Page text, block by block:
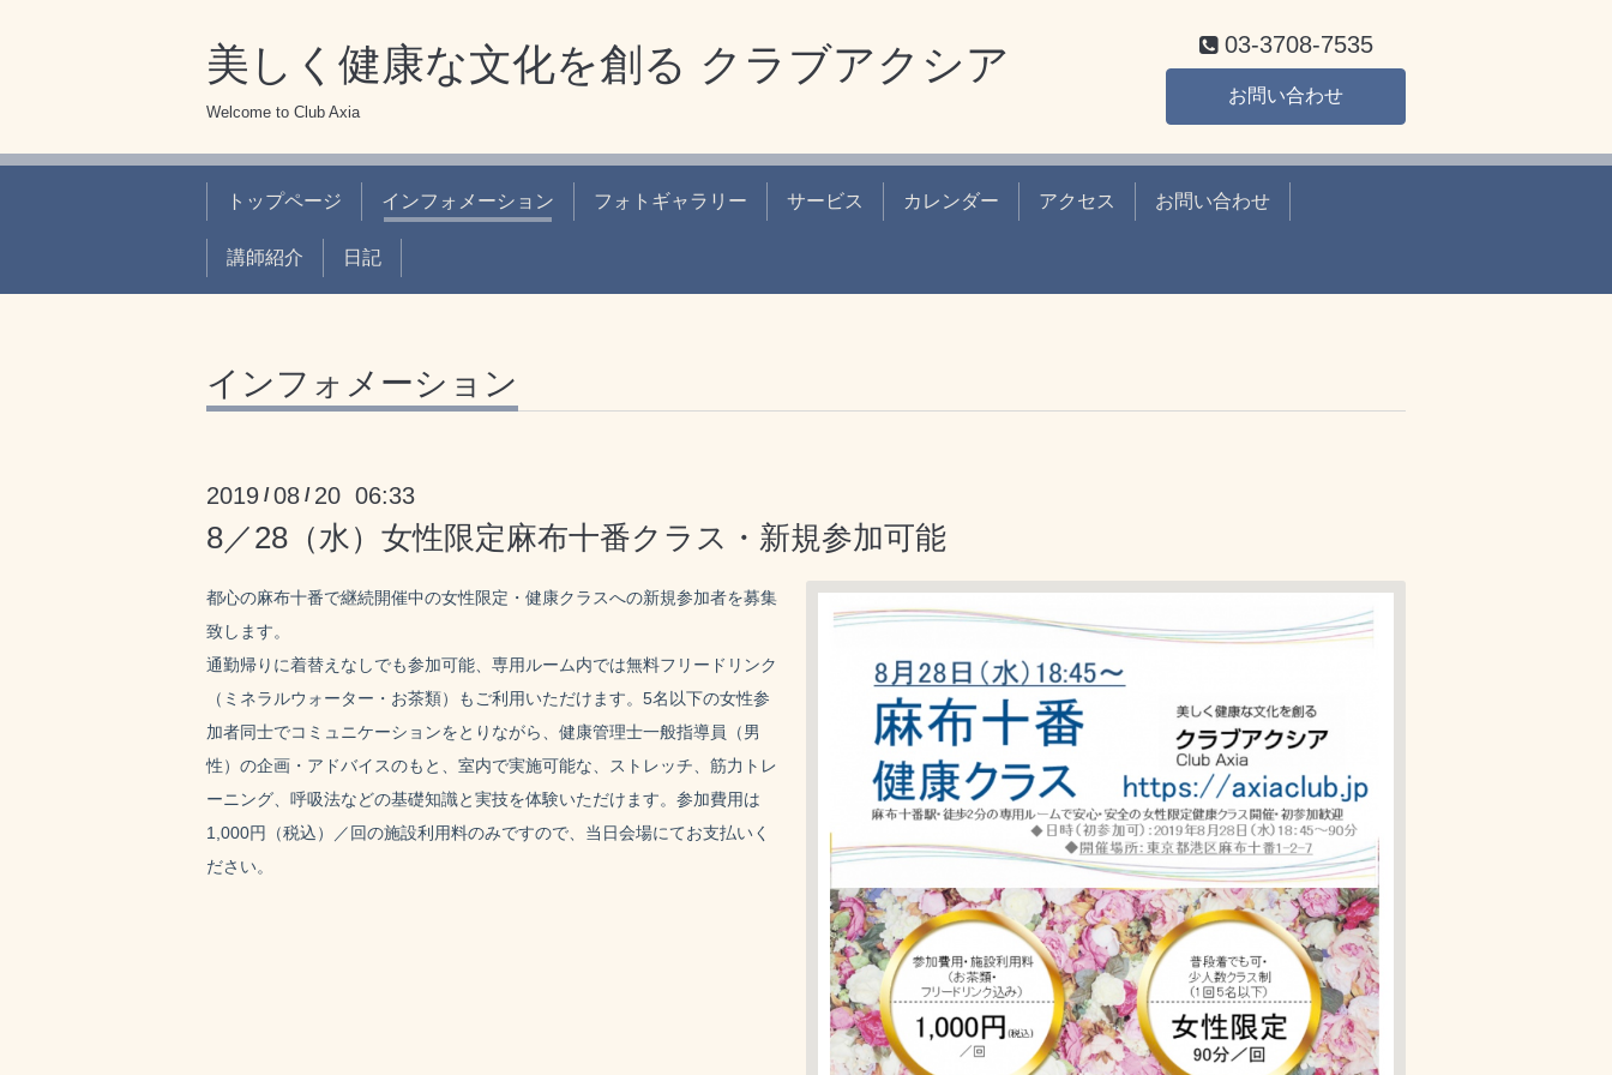
美しく健康な文化を創る クラブアクシア
Welcome to Club Axia
03-3708-7535
お問い合わせ
トップページ インフォメーション フォトギャラリー サービス カレンダー アクセス お問い合わせ
講師紹介 日記
インフォメーション
2019 /08 / 20 06:33
8／28（水）女性限定麻布十番クラス・新規参加可能
都心の麻布十番で継続開催中の女性限定・健康クラスへの新規参加者を募集
致します。
通勤帰りに着替えなしでも参加可能、専用ルーム内では無料フリードリンク
（ミネラルウォーター・お茶類）もご利用いただけます。5名以下の女性参
加者同士でコミュニケーションをとりながら、健康管理士一般指導員（男
性）の企画・アドバイスのもと、室内で実施可能な、ストレッチ、筋力トレ
ーニング、呼吸法などの基礎知識と実技を体験いただけます。参加費用は
1,000円（税込）／回の施設利用料のみですので、当日会場にてお支払いく
ださい。